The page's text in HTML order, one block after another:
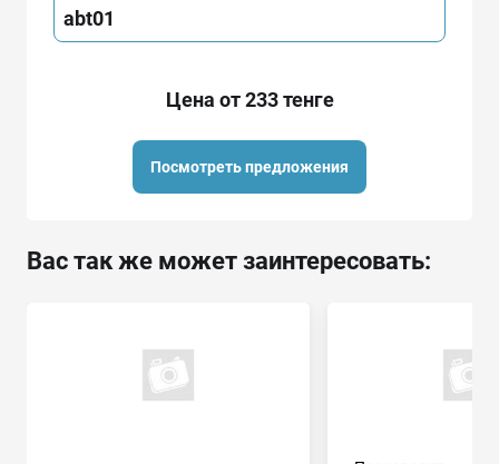
abt01
Цена от 233 тенге
Посмотреть предложения
Вас так же может заинтересовать: